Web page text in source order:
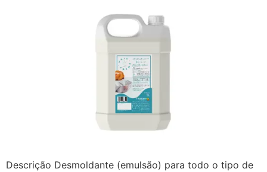
Descrição Desmoldante (emulsão) para todo o tipo de